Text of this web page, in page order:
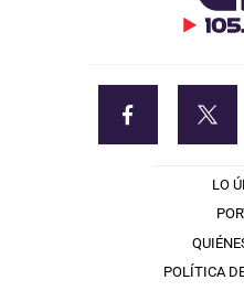
LO
POLÍTICA